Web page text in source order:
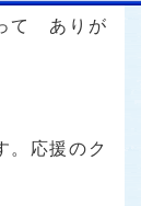
て ありが
。応援のク